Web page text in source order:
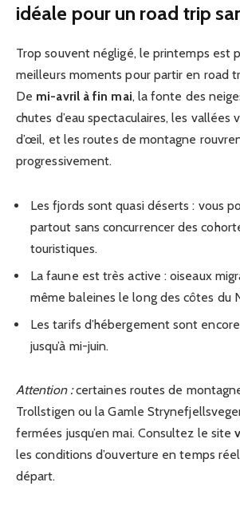
idéale pour un road trip
Trop souvent négligé, le printemps est
meilleurs moments pour partir en road
De mi-avril à fin mai, la fonte des
chutes d’eau spectaculaires, les vallées
d’œil, et les routes de montagne
progressivement.
Les fjords sont quasi déserts : vous
partout sans concurrencer des
touristiques.
La faune est très active : oiseaux
même baleines le long des côtes du
Les tarifs d’hébergement sont
jusqu’à mi-juin.
Attention :certaines routes de
Trollstigen ou la Gamle
fermées jusqu’en mai. Consultez le site
les conditions d’ouverture en temps
départ.